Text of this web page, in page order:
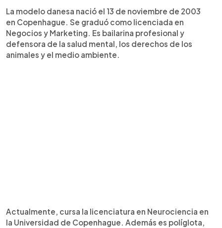
La modelo danesa nació el 13 de noviembre de 2003
en Copenhague. Se graduó como licenciada en
Negocios y Marketing. Es bailarina profesional y
defensora de la salud mental, los derechos de los
animales y el medio ambiente.
Actualmente, cursa la licenciatura en Neurociencia en
la Universidad de Copenhague. Además es políglota,